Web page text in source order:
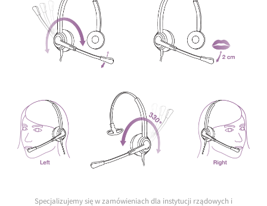
Specjalizujemy się w zamówieniach dla instytucji rządowych i